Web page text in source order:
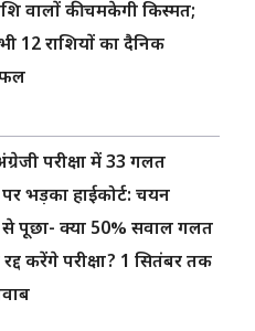
वालों की चमकेगी किस्मत;
12 राशियों का दैनिक
परीक्षा में 33 गलत
भड़का हाईकोर्ट: चयन
पूछा- क्या 50% सवाल गलत
करेंगे परीक्षा? 1 सितंबर तक